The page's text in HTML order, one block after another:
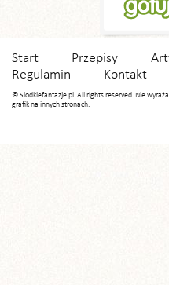
Start Przepisy
Regulamin
Kontakt
© Slodkiefantazje.pl. All rights reserved. Nie
grafik na innych stronach.